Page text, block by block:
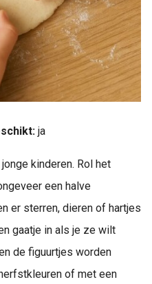
ja
kinderen. Rol het
een halve
er sterren, dieren of hartjes
gaatje in als je ze wilt
de figuurtjes worden
of met een